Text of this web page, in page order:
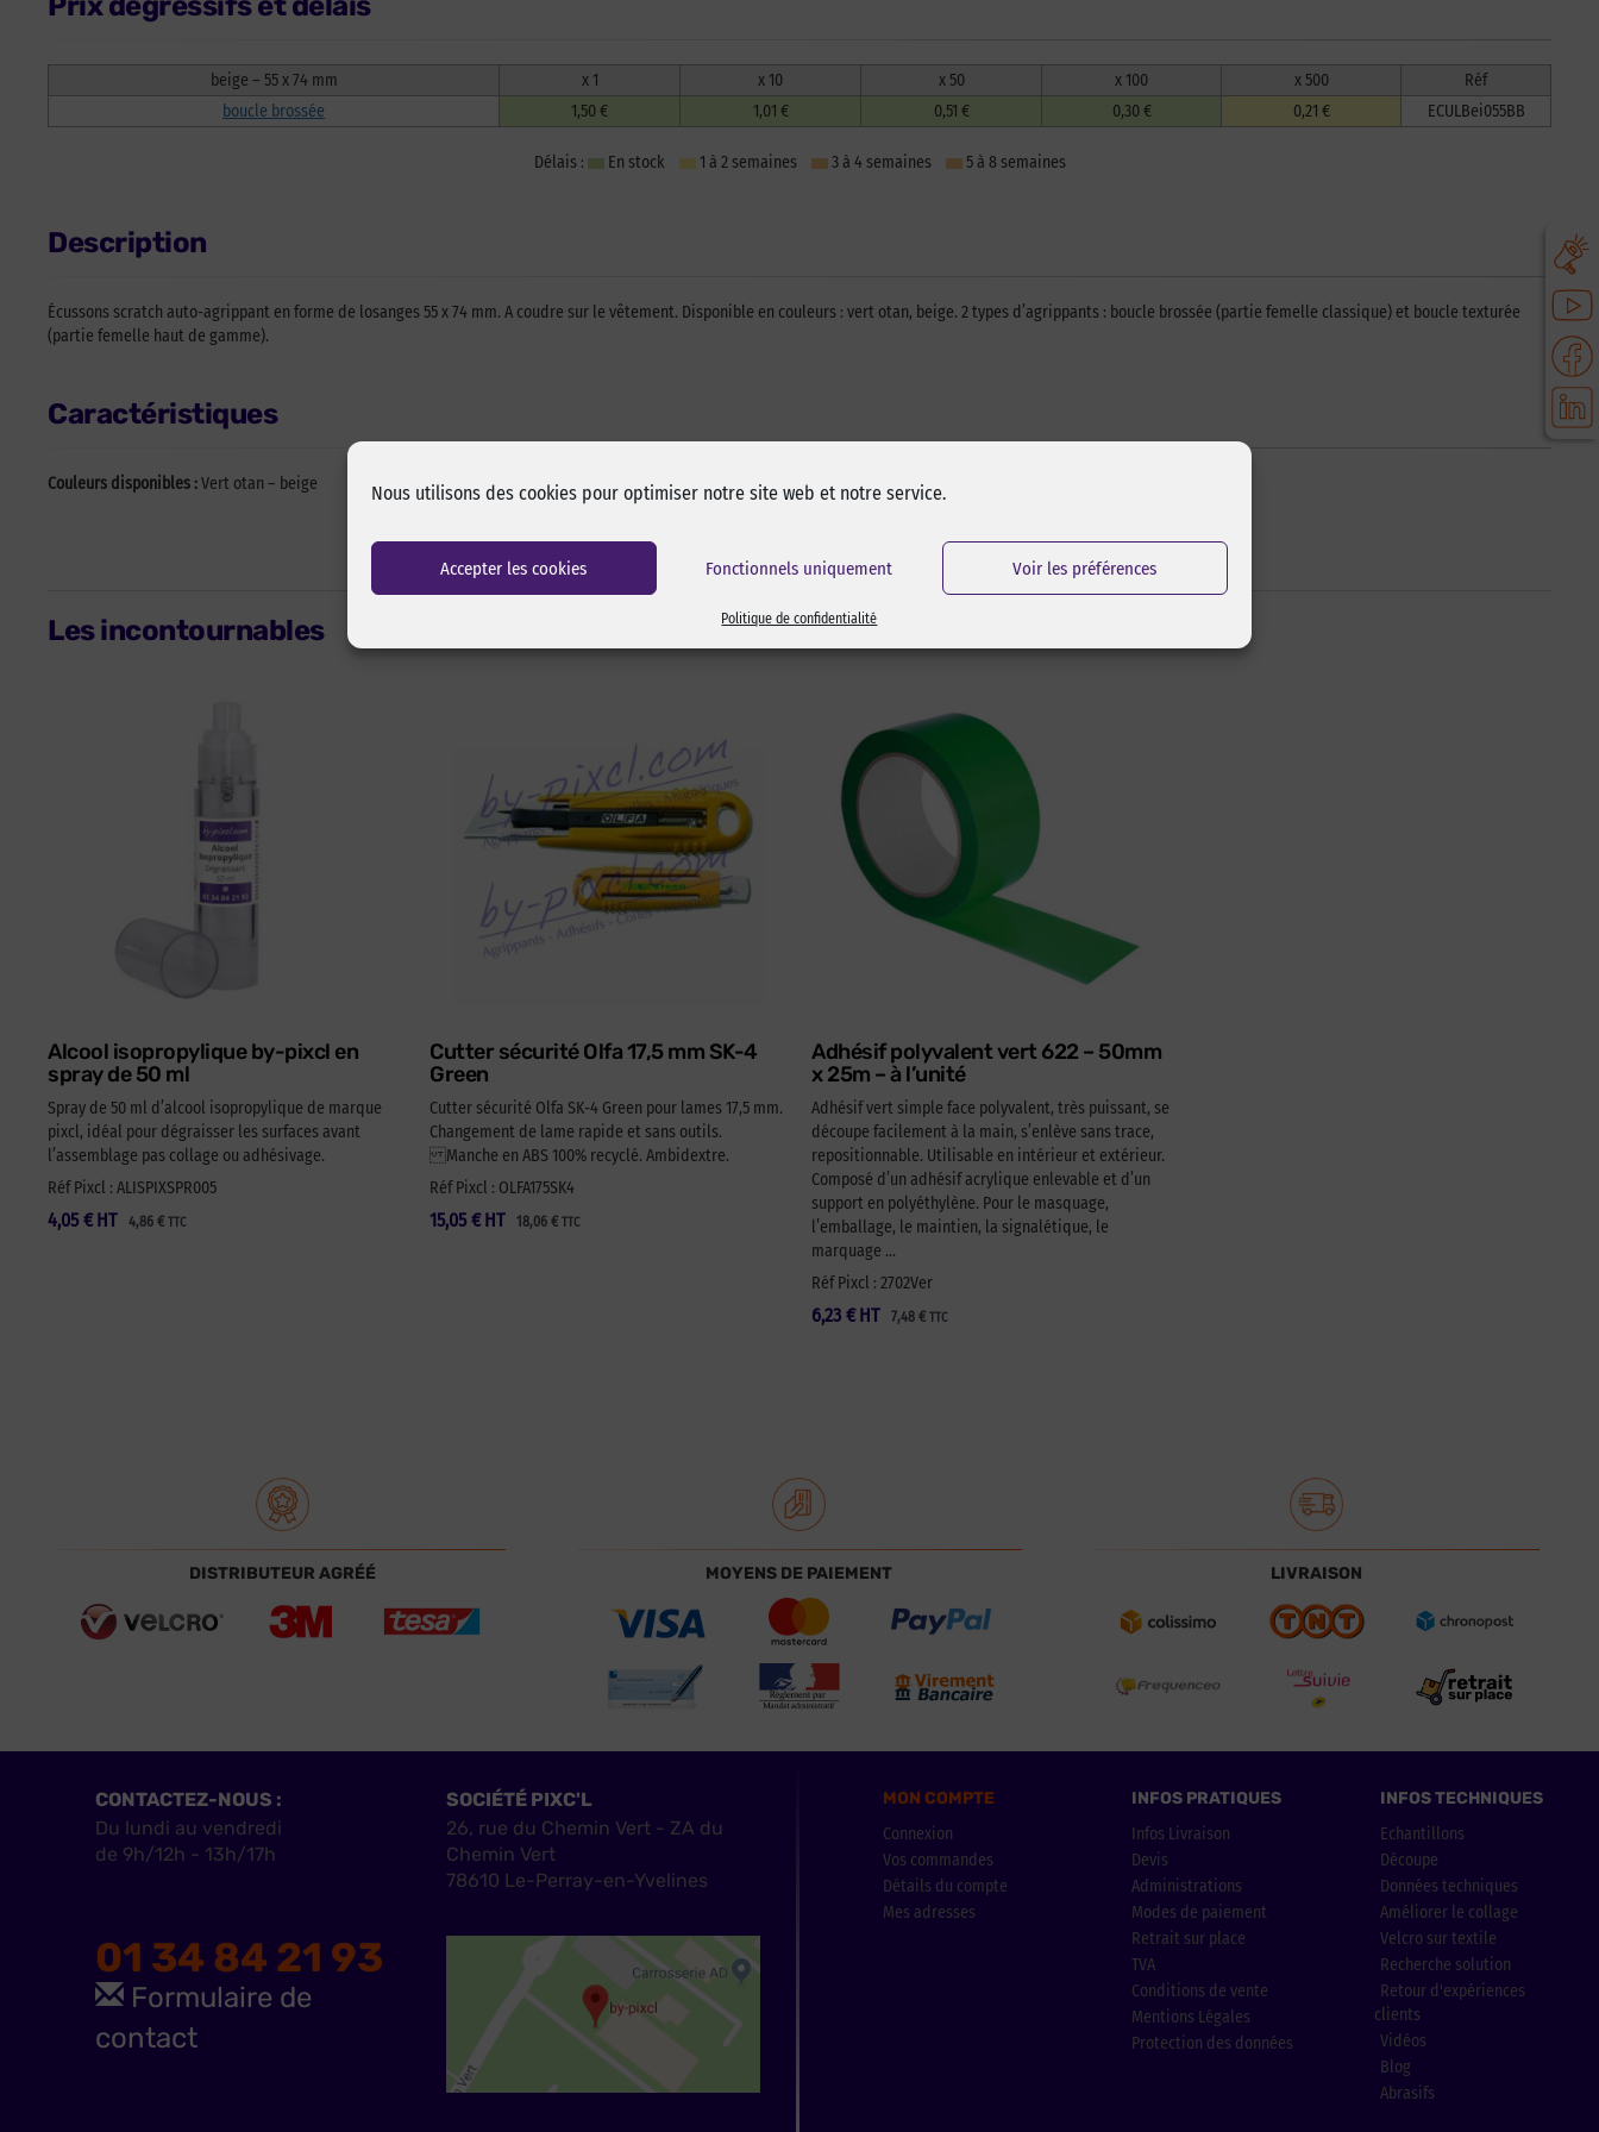
Nous utilisons des cookies pour optimiser notre site web et notre service.
Accepter les cookies Fonctionnels uniquement Voir les préférences
Politique de confidentialité
beige – 55 x 74 mm x 1 x 10 x 50 x 100 x 500
Réf
boucle brossée
1,50 € 1,01 € 0,51 € 0,30 € 0,21 € ECULBei055BB
Délais : En stock 1 à 2 semaines 3 à 4 semaines 5 à 8 semaines
Description
Écussons scratch auto-agrippant en forme de losanges 55 x 74 mm. A coudre sur le vêtement. Disponible en couleurs : vert otan, beige. 2 types d’agrippants : boucle brossée (partie femelle classique) et boucle texturée
(partie femelle haut de gamme).
Caractéristiques
Couleurs disponibles :Vert otan – beige
Les incontournables
Alcool isopropylique by-pixcl en
spray de 50 ml
Spray de 50 ml d’alcool isopropylique de marque
pixcl, idéal pour dégraisser les surfaces avant
l’assemblage pas collage ou adhésivage.
Réf Pixcl : ALISPIXSPR005
4,05 € 4,86 € TTC
HT
Cutter sécurité Olfa 17,5 mm SK-4
Green
Cutter sécurité Olfa SK-4 Green pour lames 17,5 mm.
Changement de lame rapide et sans outils.
Manche en ABS 100% recyclé. Ambidextre.
Réf Pixcl : OLFA175SK4
15,05 € 18,06 € TTC
HT
Adhésif polyvalent vert 622 – 50mm
x 25m – à l’unité
Adhésif vert simple face polyvalent, très puissant, se
découpe facilement à la main, s’enlève sans trace,
repositionnable. Utilisable en intérieur et extérieur.
Composé d’un adhésif acrylique enlevable et d’un
support en polyéthylène. Pour le masquage,
l’emballage, le maintien, la signalétique, le
marquage …
Réf Pixcl : 2702Ver
6,23 € 7,48 € TTC
HT
DISTRIBUTEUR AGRÉÉ MOYENS DE PAIEMENT LIVRAISON
CONTACTEZ-NOUS :
Du lundi au vendredi
de 9h/12h - 13h/17h
01 34 84 21 93
Formulaire de
contact
SOCIÉTÉ PIXC'L
26, rue du Chemin Vert - ZA du
Chemin Vert
78610 Le-Perray-en-Yvelines
MON COMPTE
Connexion
Vos commandes
Détails du compte
Mes adresses
INFOS PRATIQUES
Infos Livraison
Devis
Administrations
Modes de paiement
Retrait sur place
TVA
Conditions de vente
Mentions Légales
Protection des données
INFOS TECHNIQUES
Echantillons
Découpe
Données techniques
Améliorer le collage
Velcro sur textile
Recherche solution
Retour d'expériences
clients
Vidéos
Blog
Abrasifs